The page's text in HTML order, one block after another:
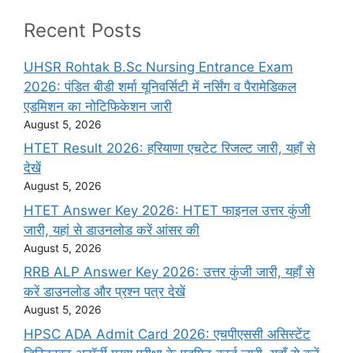
Recent Posts
UHSR Rohtak B.Sc Nursing Entrance Exam
2026: पंडित बीडी शर्मा यूनिवर्सिटी में नर्सिंग व पैरामेडिकल
एडमिशन का नोटिफिकेशन जारी
August 5, 2026
HTET Result 2026: हरियाणा एचटेट रिजल्ट जारी, यहाँ से
देखें
August 5, 2026
HTET Answer Key 2026: HTET फाइनल उत्तर कुंजी
जारी, यहां से डाउनलोड करें आंसर की
August 5, 2026
RRB ALP Answer Key 2026: उत्तर कुंजी जारी, यहाँ से
करें डाउनलोड और प्रश्न पत्र देखें
August 5, 2026
HPSC ADA Admit Card 2026: एचपीएससी असिस्टेंट